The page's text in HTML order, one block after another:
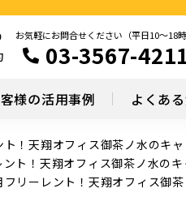
お気軽にお問合せください（平日10～18時
03-3567-
様の活用事例 よくあ
！天翔オフィス御茶ノ水のキ
ト！天翔オフィス御茶ノ水の
フリーレント！天翔オフィス御